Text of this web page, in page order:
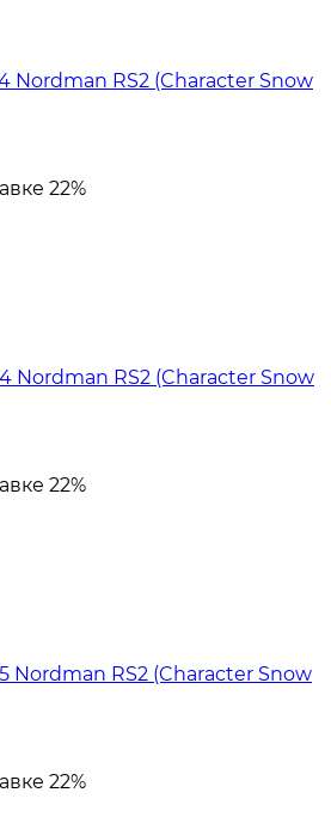
Nordman RS2 (Character Snow
22%
Nordman RS2 (Character Snow
22%
Nordman RS2 (Character Snow
22%